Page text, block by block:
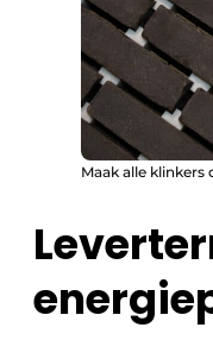
Maak alle